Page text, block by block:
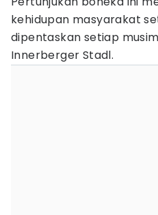
kehidupan masyarakat
dipentaskan setiap
Innerberger Stadl.